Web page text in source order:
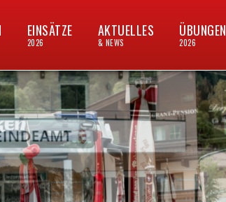
EINSÄTZE
2026
AKTUELLES
& NEWS
ÜBUNGEN
2026